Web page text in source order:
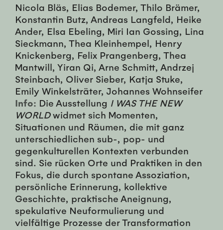
Nicola Bläs, Elias Bodemer, Thilo Brämer,
Konstantin Butz, Andreas Langfeld, Heike
Ander, Elsa Ebeling, Miri Ian Gossing, Lina
Sieckmann, Thea Kleinhempel, Henry
Knickenberg, Felix Prangenberg, Thea
Mantwill, Yiran Qi, Arne Schmitt, Andrzej
Steinbach, Oliver Sieber, Katja Stuke,
Emily Winkelsträter, Johannes Wohnseifer
Info: Die Ausstellung I WAS THE NEW
WORLDwidmet sich Momenten,
Situationen und Räumen, die mit ganz
unterschiedlichen sub-, pop- und
gegenkulturellen Kontexten verbunden
sind. Sie rücken Orte und Praktiken in den
Fokus, die durch spontane Assoziation,
persönliche Erinnerung, kollektive
Geschichte, praktische Aneignung,
spekulative Neuformulierung und
vielfältige Prozesse der Transformation